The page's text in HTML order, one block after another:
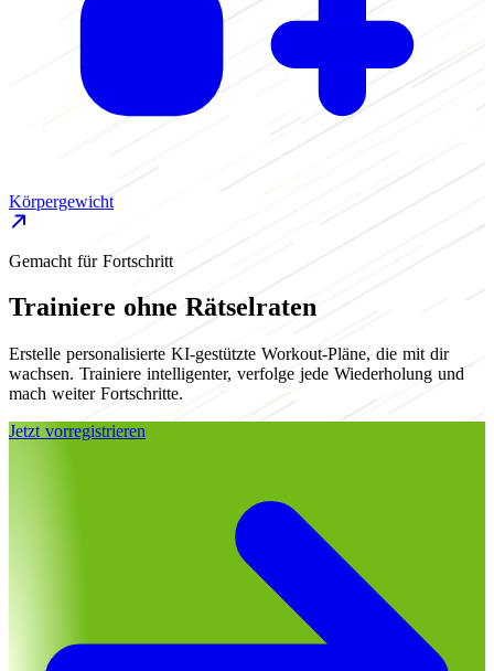
Körpergewicht
Gemacht für Fortschritt
Trainiere ohne Rätselraten
Erstelle personalisierte KI-gestützte Workout-Pläne, die mit dir
wachsen. Trainiere intelligenter, verfolge jede Wiederholung und
mach weiter Fortschritte.
Jetzt vorregistrieren